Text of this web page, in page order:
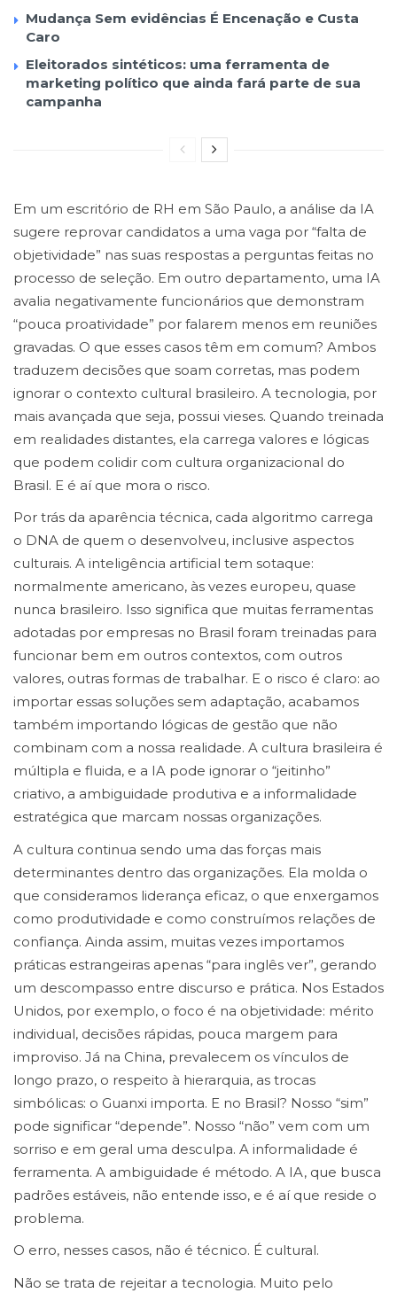
Mudança Sem evidências É Encenação e Custa
Caro
Eleitorados sintéticos: uma ferramenta de
marketing político que ainda fará parte de sua
campanha
Em um escritório de RH em São Paulo, a análise da IA
sugere reprovar candidatos a uma vaga por “falta de
objetividade” nas suas respostas a perguntas feitas no
processo de seleção. Em outro departamento, uma IA
avalia negativamente funcionários que demonstram
“pouca proatividade” por falarem menos em reuniões
gravadas. O que esses casos têm em comum? Ambos
traduzem decisões que soam corretas, mas podem
ignorar o contexto cultural brasileiro. A tecnologia, por
mais avançada que seja, possui vieses. Quando treinada
em realidades distantes, ela carrega valores e lógicas
que podem colidir com cultura organizacional do
Brasil. E é aí que mora o risco.
Por trás da aparência técnica, cada algoritmo carrega
o DNA de quem o desenvolveu, inclusive aspectos
culturais. A inteligência artificial tem sotaque:
normalmente americano, às vezes europeu, quase
nunca brasileiro. Isso significa que muitas ferramentas
adotadas por empresas no Brasil foram treinadas para
funcionar bem em outros contextos, com outros
valores, outras formas de trabalhar. E o risco é claro: ao
importar essas soluções sem adaptação, acabamos
também importando lógicas de gestão que não
combinam com a nossa realidade. A cultura brasileira é
múltipla e fluida, e a IA pode ignorar o “jeitinho”
criativo, a ambiguidade produtiva e a informalidade
estratégica que marcam nossas organizações.
A cultura continua sendo uma das forças mais
determinantes dentro das organizações. Ela molda o
que consideramos liderança eficaz, o que enxergamos
como produtividade e como construímos relações de
confiança. Ainda assim, muitas vezes importamos
práticas estrangeiras apenas “para inglês ver”, gerando
um descompasso entre discurso e prática. Nos Estados
Unidos, por exemplo, o foco é na objetividade: mérito
individual, decisões rápidas, pouca margem para
improviso. Já na China, prevalecem os vínculos de
longo prazo, o respeito à hierarquia, as trocas
simbólicas: o Guanxi importa. E no Brasil? Nosso “sim”
pode significar “depende”. Nosso “não” vem com um
sorriso e em geral uma desculpa. A informalidade é
ferramenta. A ambiguidade é método. A IA, que busca
padrões estáveis, não entende isso, e é aí que reside o
problema.
O erro, nesses casos, não é técnico. É cultural.
Não se trata de rejeitar a tecnologia. Muito pelo